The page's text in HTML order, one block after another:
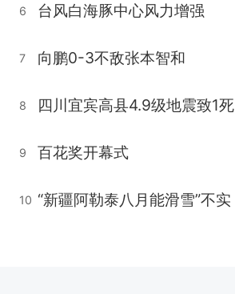
6 台风白海豚中心风力增强
7 向鹏0-3不敌张本智和
8 四川宜宾高县4.9级地震致1死
9 百花奖开幕式
10 “新疆阿勒泰八月能滑雪”不实